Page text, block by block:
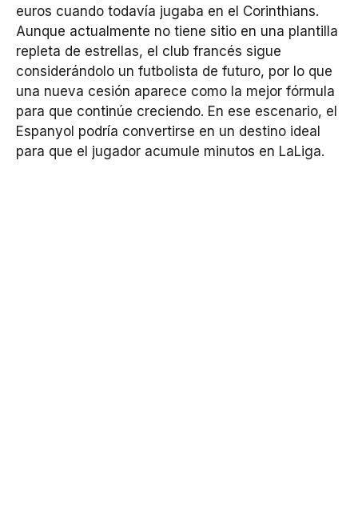
euros cuando todavía jugaba en el Corinthians.
Aunque actualmente no tiene sitio en una plantilla
repleta de estrellas, el club francés sigue
considerándolo un futbolista de futuro, por lo que
una nueva cesión aparece como la mejor fórmula
para que continúe creciendo. En ese escenario, el
Espanyol podría convertirse en un destino ideal
para que el jugador acumule minutos en LaLiga.